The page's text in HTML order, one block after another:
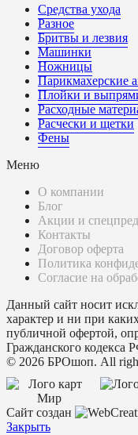
Средства ухода
Разное
Бритвы и лезвия
Машинки
Ножницы
Парикмахерские
Плойки и
Расходные
Расчески и щетки
Фены
Меню
О компании
Блог
Акции и
Контакты
Договор оферта
Политика
Согласие на
Данный сайт носит
характер и ни при
публичной офертой,
Гражданского кодекса
© 2026 БРОшоп. All
Сайт создан
Закрыть